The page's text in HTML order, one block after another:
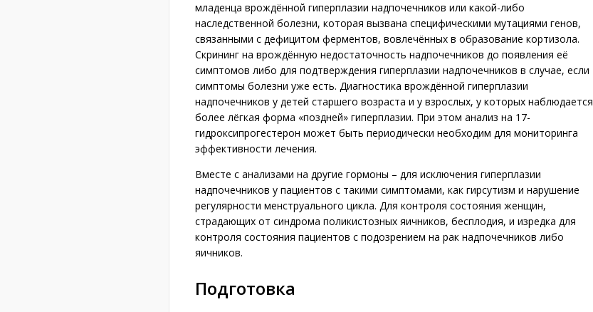
младенца врождённой гиперплазии надпочечников или какой-либо
наследственной болезни, которая вызвана специфическими мутациями генов,
связанными с дефицитом ферментов, вовлечённых в образование кортизола.
Скрининг на врождённую недостаточность надпочечников до появления её
симптомов либо для подтверждения гиперплазии надпочечников в случае, если
симптомы болезни уже есть. Диагностика врождённой гиперплазии
надпочечников у детей старшего возраста и у взрослых, у которых наблюдается
более лёгкая форма «поздней» гиперплазии. При этом анализ на 17-
гидроксипрогестерон может быть периодически необходим для мониторинга
эффективности лечения.
Вместе с анализами на другие гормоны – для исключения гиперплазии
надпочечников у пациентов с такими симптомами, как гирсутизм и нарушение
регулярности менструального цикла. Для контроля состояния женщин,
страдающих от синдрома поликистозных яичников, бесплодия, и изредка для
контроля состояния пациентов с подозрением на рак надпочечников либо
яичников.
Подготовка